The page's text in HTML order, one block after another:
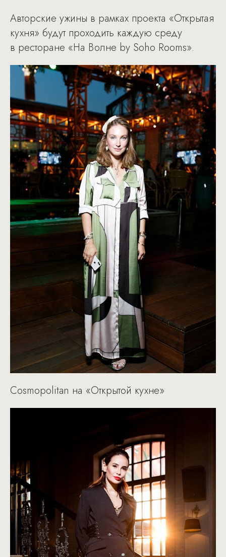
Авторские ужины в рамках проекта «Открытая
кухня» будут проходить каждую среду
в ресторане «На Волне by Soho Rooms».
Cosmopolitan на «Открытой кухне»